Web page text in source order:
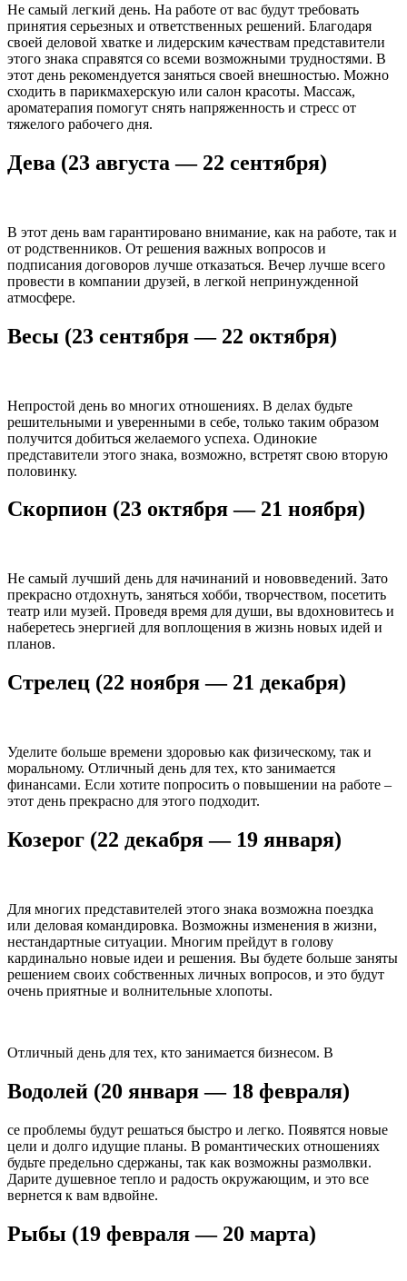
Не самый легкий день. На работе от вас будут требовать
принятия серьезных и ответственных решений. Благодаря
своей деловой хватке и лидерским качествам представители
этого знака справятся со всеми возможными трудностями. В
этот день рекомендуется заняться своей внешностью. Можно
сходить в парикмахерскую или салон красоты. Массаж,
ароматерапия помогут снять напряженность и стресс от
тяжелого рабочего дня.
Дева (23 августа — 22 сентября)
В этот день вам гарантировано внимание, как на работе, так и
от родственников. От решения важных вопросов и
подписания договоров лучше отказаться. Вечер лучше всего
провести в компании друзей, в легкой непринужденной
атмосфере.
Весы (23 сентября — 22 октября)
Непростой день во многих отношениях. В делах будьте
решительными и уверенными в себе, только таким образом
получится добиться желаемого успеха. Одинокие
представители этого знака, возможно, встретят свою вторую
половинку.
Скорпион (23 октября — 21 ноября)
Не самый лучший день для начинаний и нововведений. Зато
прекрасно отдохнуть, заняться хобби, творчеством, посетить
театр или музей. Проведя время для души, вы вдохновитесь и
наберетесь энергией для воплощения в жизнь новых идей и
планов.
Стрелец (22 ноября — 21 декабря)
Уделите больше времени здоровью как физическому, так и
моральному. Отличный день для тех, кто занимается
финансами. Если хотите попросить о повышении на работе –
этот день прекрасно для этого подходит.
Козерог (22 декабря — 19 января)
Для многих представителей этого знака возможна поездка
или деловая командировка. Возможны изменения в жизни,
нестандартные ситуации. Многим прейдут в голову
кардинально новые идеи и решения. Вы будете больше заняты
решением своих собственных личных вопросов, и это будут
очень приятные и волнительные хлопоты.
Отличный день для тех, кто занимается бизнесом. В
Водолей (20 января — 18 февраля)
се проблемы будут решаться быстро и легко. Появятся новые
цели и долго идущие планы. В романтических отношениях
будьте предельно сдержаны, так как возможны размолвки.
Дарите душевное тепло и радость окружающим, и это все
вернется к вам вдвойне.
Рыбы (19 февраля — 20 марта)